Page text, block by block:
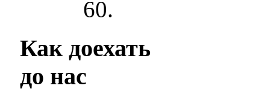
60.
Как доехать
до нас